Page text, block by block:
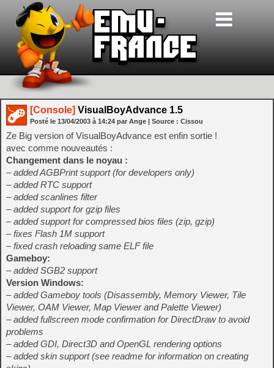
[Console] VisualBoyAdvance 1.5
Posté le 13/04/2003 à 14:24 par Ange | Source : Cissou
Ze Big version of VisualBoyAdvance est enfin sortie !
avec comme nouveautés :
Changement dans le noyau :
– added AGBPrint support (for developers only)
– added RTC support
– added scanlines filter
– added support for gzip files
– added support for compressed bios files (zip, gzip)
– fixes Flash 1M support
– fixed crash reloading same ELF file
Gameboy:
– added SGB2 support
Version Windows:
– added Gameboy tools (Disassembly, Memory Viewer, Tile
Viewer, OAM Viewer, Map Viewer and Palette Viewer)
– added fullscreen mode confirmation for DirectDraw to avoid
problems
– added GDI, Direct3D and OpenGL rendering options
– added skin support (see readme for information on creating